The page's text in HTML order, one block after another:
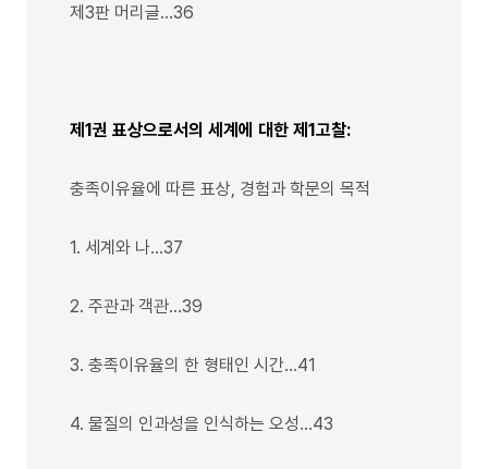
제3판 머리글…36
제1권 표상으로서의 세계에 대한 제1고찰:
충족이유율에 따른 표상, 경험과 학문의 목적
1. 세계와 나…37
2. 주관과 객관…39
3. 충족이유율의 한 형태인 시간…41
4. 물질의 인과성을 인식하는 오성…43